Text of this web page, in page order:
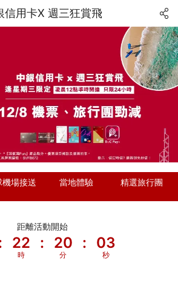
信用卡X 週三狂賞飛
機場接送 當地體驗 精選旅行團
距離活動開始
22
時
: 20
分
: 02
秒